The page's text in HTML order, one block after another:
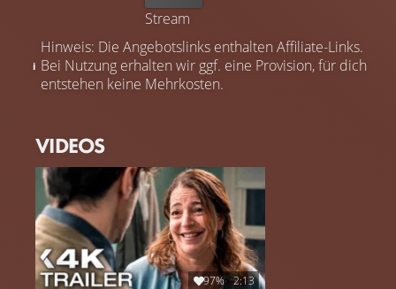
Stream
Hinweis: Die Angebotslinks enthalten Affiliate-Links.
Bei Nutzung erhalten wir ggf. eine Provision, für dich
entstehen keine Mehrkosten.
VIDEOS
97% 2:13